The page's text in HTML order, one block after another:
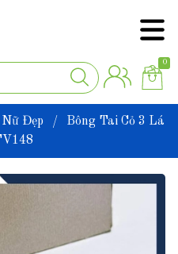
0
Đẹp /
Bông Tai Cỏ 3 Lá